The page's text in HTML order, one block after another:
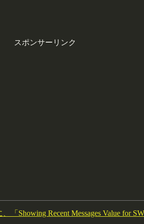
スポンサーリンク
「Showing Recent Messages Value for